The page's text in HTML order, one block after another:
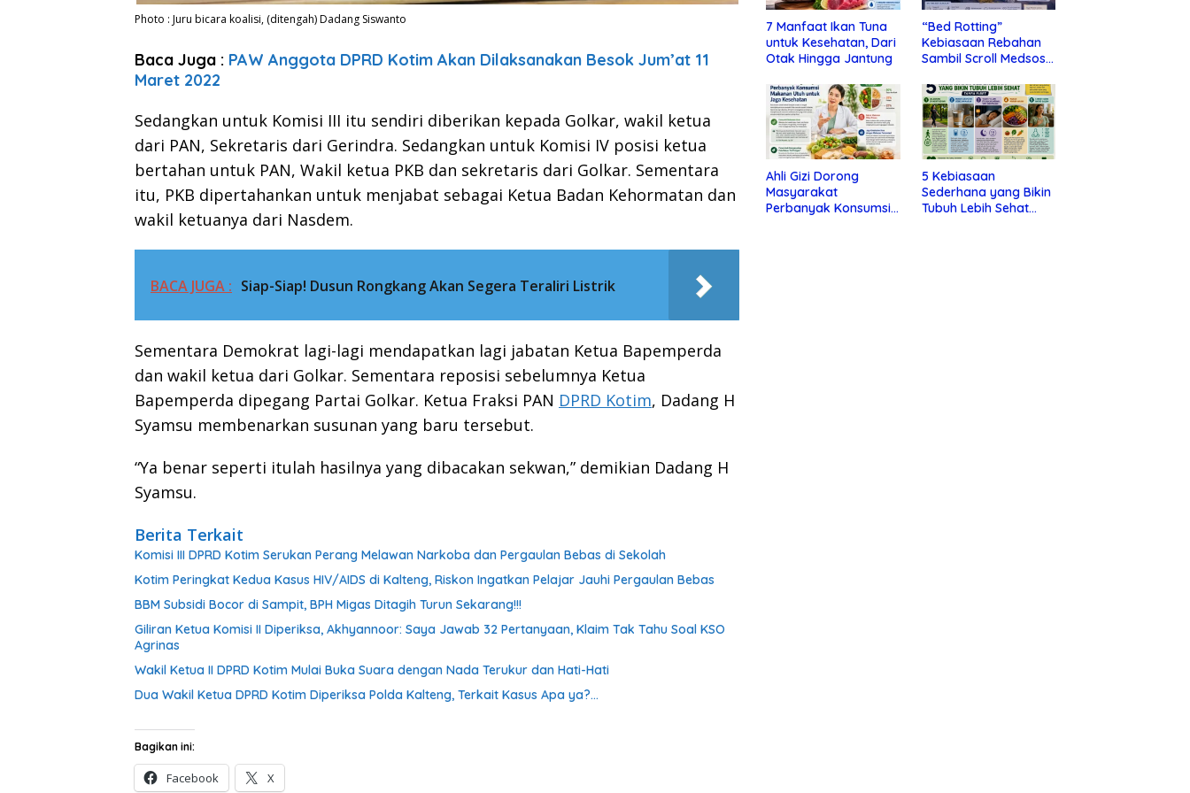
Photo : Juru bicara koalisi, (ditengah) Dadang Siswanto
Baca Juga : PAW Anggota DPRD Kotim Akan Dilaksanakan Besok Jum’at 11
Maret 2022
Sedangkan untuk Komisi III itu sendiri diberikan kepada Golkar, wakil ketua
dari PAN, Sekretaris dari Gerindra. Sedangkan untuk Komisi IV posisi ketua
bertahan untuk PAN, Wakil ketua PKB dan sekretaris dari Golkar. Sementara
itu, PKB dipertahankan untuk menjabat sebagai Ketua Badan Kehormatan dan
wakil ketuanya dari Nasdem.
BACA JUGA : Siap-Siap! Dusun Rongkang Akan Segera Teraliri Listrik
Sementara Demokrat lagi-lagi mendapatkan lagi jabatan Ketua Bapemperda
dan wakil ketua dari Golkar. Sementara reposisi sebelumnya Ketua
Bapemperda dipegang Partai Golkar. Ketua Fraksi PAN DPRD Kotim, Dadang H
Syamsu membenarkan susunan yang baru tersebut.
“Ya benar seperti itulah hasilnya yang dibacakan sekwan,” demikian Dadang H
Syamsu.
Berita Terkait
Komisi III DPRD Kotim Serukan Perang Melawan Narkoba dan Pergaulan Bebas di Sekolah
Kotim Peringkat Kedua Kasus HIV/AIDS di Kalteng, Riskon Ingatkan Pelajar Jauhi Pergaulan Bebas
BBM Subsidi Bocor di Sampit, BPH Migas Ditagih Turun Sekarang!!!
Giliran Ketua Komisi II Diperiksa, Akhyannoor: Saya Jawab 32 Pertanyaan, Klaim Tak Tahu Soal KSO
Agrinas
Wakil Ketua II DPRD Kotim Mulai Buka Suara dengan Nada Terukur dan Hati-Hati
Dua Wakil Ketua DPRD Kotim Diperiksa Polda Kalteng, Terkait Kasus Apa ya?…
Bagikan ini:
Facebook X
7 Manfaat Ikan Tuna
untuk Kesehatan, Dari
Otak Hingga Jantung
“Bed Rotting”
Kebiasaan Rebahan
Sambil Scroll Medsos
Depresi
Ahli Gizi Dorong
Masyarakat
Perbanyak Konsumsi
5 Kebiasaan
Sederhana yang Bikin
Tubuh Lebih Sehat